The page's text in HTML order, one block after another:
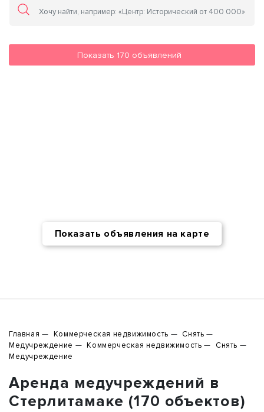
Показать 170 объявлений
Показать объявления на карте
Главная Коммерческая недвижимость
Снять
Медучреждение
Коммерческая недвижимость
Снять
Медучреждение
Аренда медучреждений в
Стерлитамаке (170 объектов)